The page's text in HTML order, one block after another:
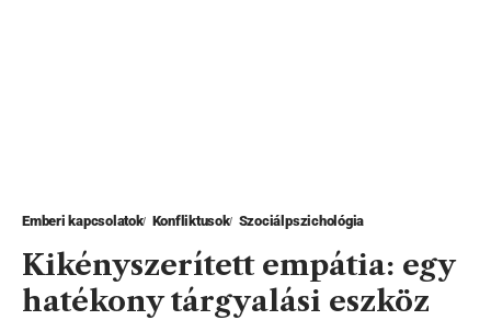
Emberi kapcsolatok Konfliktusok Szociálpszichológia
Kikényszerített empátia: egy
hatékony tárgyalási eszköz